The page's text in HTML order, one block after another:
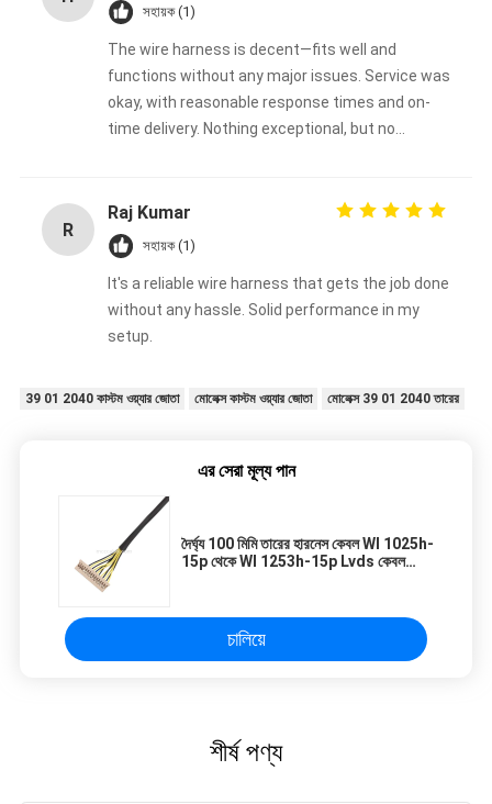
সহায়ক (1)
The wire harness is decent—fits well and
functions without any major issues. Service was
okay, with reasonable response times and on-
time delivery. Nothing exceptional, but no
R
Raj Kumar
সহায়ক (1)
It's a reliable wire harness that gets the job done
without any hassle. Solid performance in my
setup.
39 01 2040 কাস্টম ওয়্যার জোতা মোলেক্স কাস্টম ওয়্যার জোতা মোলেক্স 39 01 2040 তারের
এর সেরা মূল্য পান
দৈর্ঘ্য 100 মিমি তারের হারনেস কেবল Wl 1025h-
15p থেকে Wl 1253h-15p Lvds কেবল
চালিয়ে
শীর্ষ পণ্য